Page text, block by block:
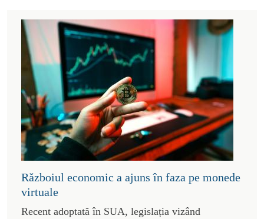
Războiul economic a ajuns în faza pe monede
virtuale
Recent adoptată în SUA, legislația vizând